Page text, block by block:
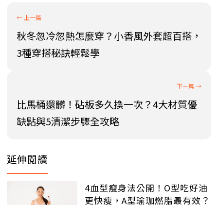
秋冬忽冷忽熱怎麼穿？小香風外套超百搭，
3種穿搭秘訣輕鬆學
比馬桶還髒！砧板多久換一次？4大材質優
缺點與5清潔步驟全攻略
延伸閱讀
4血型瘦身法公開！O型吃好油
更快瘦，A型瑜珈燃脂最有效？